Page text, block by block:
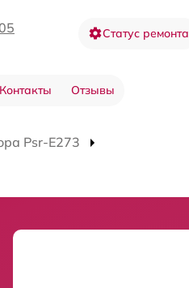
Статус ремонта
Контакты Отзывы
Psr-E273